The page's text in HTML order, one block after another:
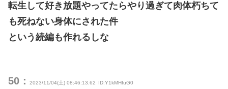
転生して好き放題やってたらやり過ぎて肉体朽ちて
も死ねない身体にされた件
という続編も作れるしな
50： 2023/11/04(土) 08:46:13.62 ID:Y1kMHfuG0